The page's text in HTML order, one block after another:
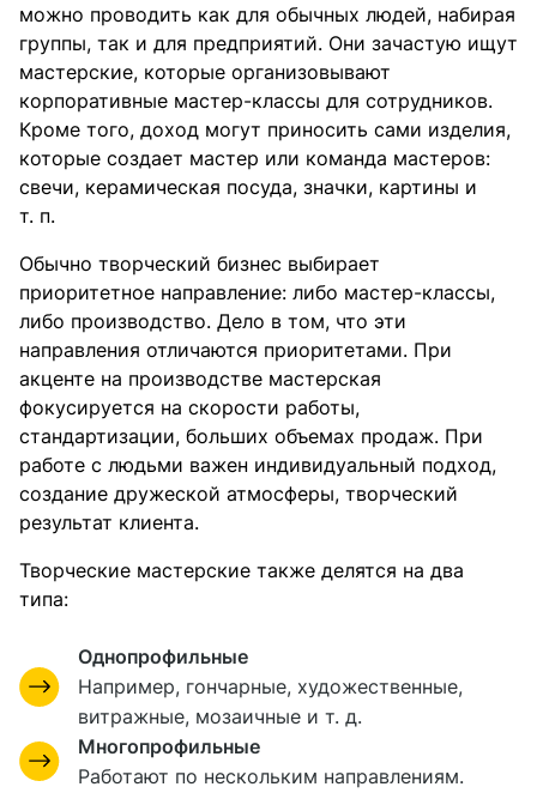
можно проводить как для обычных людей, набирая
группы, так и для предприятий. Они зачастую ищут
мастерские, которые организовывают
корпоративные мастер-классы для сотрудников.
Кроме того, доход могут приносить сами изделия,
которые создает мастер или команда мастеров:
свечи, керамическая посуда, значки, картины и
т. п.
Обычно творческий бизнес выбирает
приоритетное направление: либо мастер-классы,
либо производство. Дело в том, что эти
направления отличаются приоритетами. При
акценте на производстве мастерская
фокусируется на скорости работы,
стандартизации, больших объемах продаж. При
работе с людьми важен индивидуальный подход,
создание дружеской атмосферы, творческий
результат клиента.
Творческие мастерские также делятся на два
типа:
Однопрофильные
Например, гончарные, художественные,
витражные, мозаичные и т. д.
Многопрофильные
Работают по нескольким направлениям.